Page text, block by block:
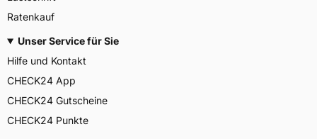
Ratenkauf
Unser Service für Sie
Hilfe und Kontakt
CHECK24 App
CHECK24 Gutscheine
CHECK24 Punkte